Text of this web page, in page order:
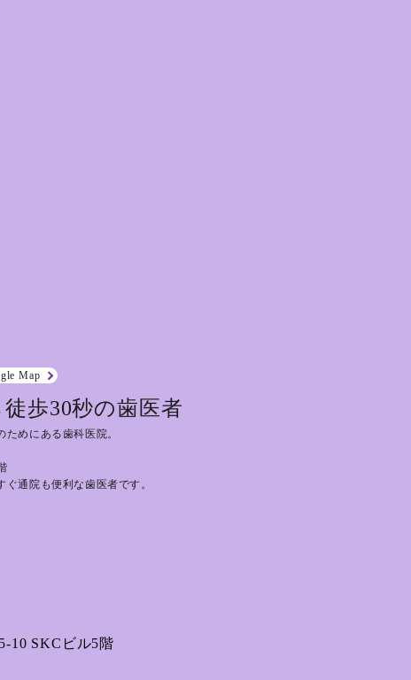
Map
歩30秒の歯医者
めにある歯科医院。
通院も便利な歯医者です。
10 SKCビル5階